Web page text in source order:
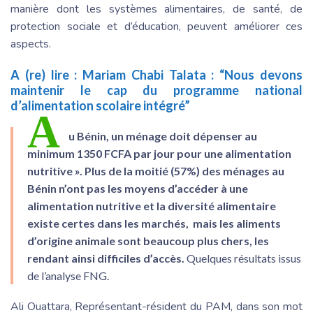
manière dont les systèmes alimentaires, de santé, de
protection sociale et d’éducation, peuvent améliorer ces
aspects.
A (re) lire : Mariam Chabi Talata : “Nous devons
maintenir le cap du programme national
d’alimentation scolaire intégré”
A
u Bénin, un ménage doit dépenser au
minimum 1350 FCFA par jour pour une alimentation
nutritive ». Plus de la moitié (57%) des ménages au
Bénin n’ont pas les moyens d’accéder à une
alimentation nutritive et la diversité alimentaire
existe certes dans les marchés, mais les aliments
d’origine animale sont beaucoup plus chers, les
rendant ainsi difficiles d’accès. Quelques résultats issus
de l’analyse FNG.
Ali Ouattara, Représentant-résident du PAM, dans son mot